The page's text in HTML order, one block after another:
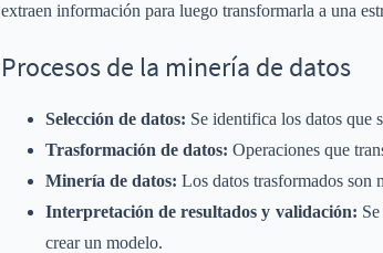
extraen información para luego transformarla a una
Procesos de la minería de datos
Selección de datos: Se identifica los datos que
Trasformación de datos: Operaciones que
Minería de datos: Los datos trasformados son
Interpretación de resultados y validación:
crear un modelo.